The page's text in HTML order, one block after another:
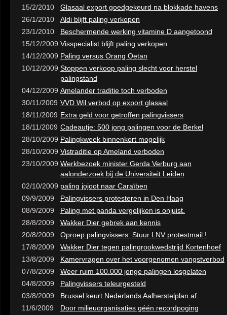
15/2/2010
Glasaal export goedgekeurd na blokkade havens
26/1/2010
Aldi blijft paling verkopen
23/1/2010
Beschermende werking vitamine D aangetoond
15/12/2009 Visspecialist blijft paling verkopen
14/12/2009 Paling versus Orang Oetan
10/12/2009 Stoppen verkoop paling slecht voor herstel
palingstand
04/12/2009 Amelander traditie toch verboden
30/11/2009 VVD Wil verbod op export glasaal
18/11/2009 Extra geld voor getroffen palingvissers
18/11/2009 Cadeautje: 500 jong palingen voor de Berkel
28/10/2009 Palingkweek binnenkort mogelijk
28/10/2009 Vistraditie op Ameland verboden
23/10/2009 Werkbezoek minister Gerda Verburg aan
aalonderzoek bij de Universiteit Leiden
02/10/2009 paling jojoot naar Caraïben
09/9/2009
Palingvissers protesteren in Den Haag
08/9/2009
Paling met panda vergelijken is onjuist.
28/8/2009
Wakker Dier gebrek aan kennis
20/8/2009
Oproep palingvissers: Stuur LNV protestmail !
17/8/2009
Wakker Dier tegen palingrookwedstrijd Kortenhoef
13/8/2009
Kamervragen over het voorgenomen vangstverbod
07/8/2009
Weer ruim 100.000 jonge palingen losgelaten
04/8/2009
Palingvissers teleurgesteld
03/8/2009
Brussel keurt Nederlands Aalherstelplan af.
11/6/2009
Door milieuorganisaties géén recordpoging